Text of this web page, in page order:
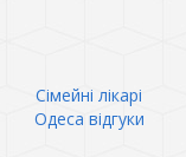
Сімейні лікарі
Одеса відгуки